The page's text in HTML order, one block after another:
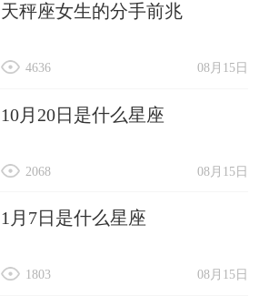
天秤座女生的分手前兆
08月15日
4636
10月20日是什么星座
08月15日
2068
1月7日是什么星座
08月15日
1803